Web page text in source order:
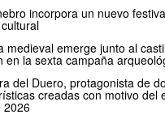
incorpora un nuevo
medieval emerge junto al
en la sexta campaña
del Duero, protagonista de
creadas con motivo del
2026